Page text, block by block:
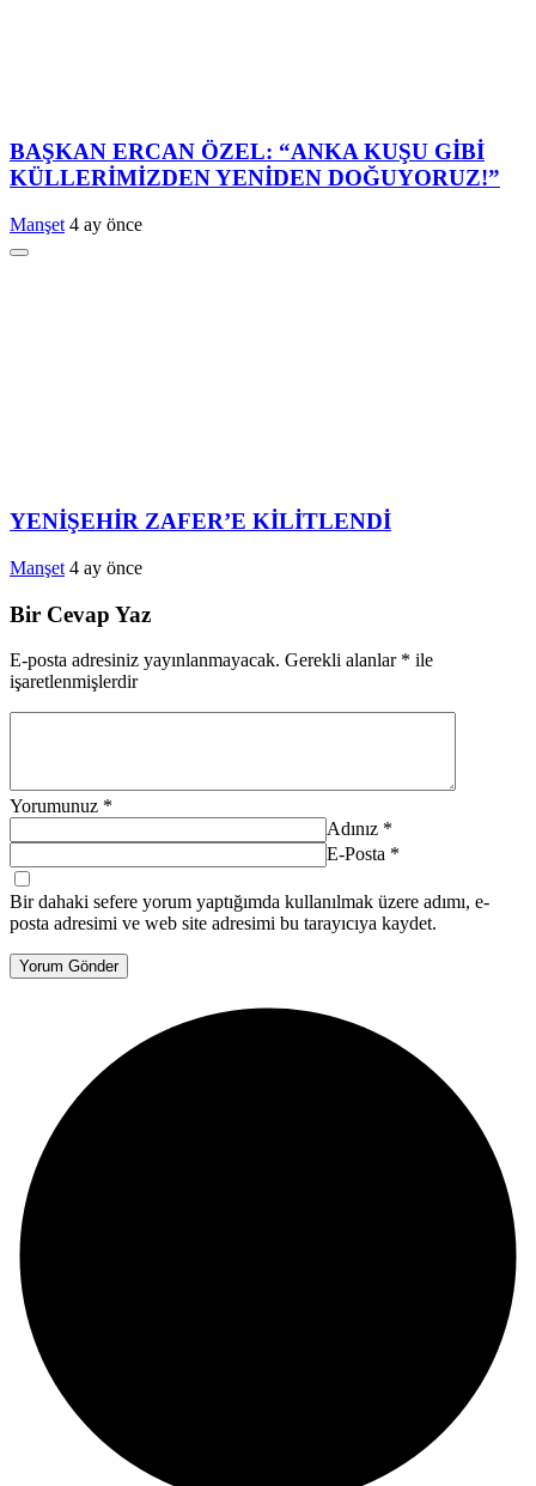
BAŞKAN ERCAN ÖZEL: “ANKA KUŞU GİBİ
KÜLLERİMİZDEN YENİDEN DOĞUYORUZ!”
Manşet 4 ay önce
YENİŞEHİR ZAFER’E KİLİTLENDİ
Manşet 4 ay önce
Bir Cevap Yaz
E-posta adresiniz yayınlanmayacak. Gerekli alanlar * ile
işaretlenmişlerdir
Yorumunuz *
Adınız *
E-Posta *
Bir dahaki sefere yorum yaptığımda kullanılmak üzere adımı, e-
posta adresimi ve web site adresimi bu tarayıcıya kaydet.
Yorum Gönder